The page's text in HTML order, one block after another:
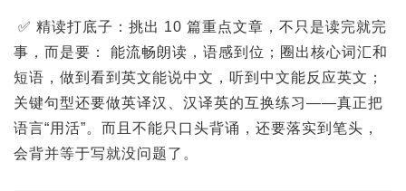
✅ 精读打底子：挑出 10 篇重点文章，不只是读完就完
事，而是要： 能流畅朗读，语感到位；圈出核心词汇和
短语，做到看到英文能说中文，听到中文能反应英文；
关键句型还要做英译汉、汉译英的互换练习——真正把
语言“用活”。而且不能只口头背诵，还要落实到笔头，
会背并等于写就没问题了。